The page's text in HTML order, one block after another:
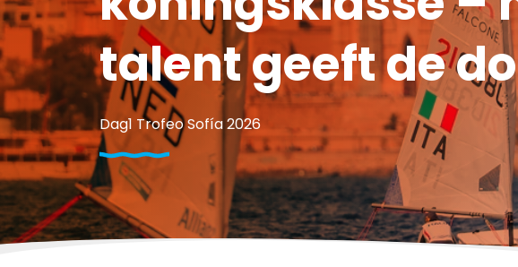
talent geeft de
Dag1 Trofeo Sofía 2026